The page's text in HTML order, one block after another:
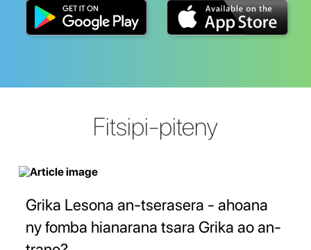
Fitsipi-piteny
Grika Lesona an-tserasera - ahoana
ny fomba hianarana tsara Grika ao an-